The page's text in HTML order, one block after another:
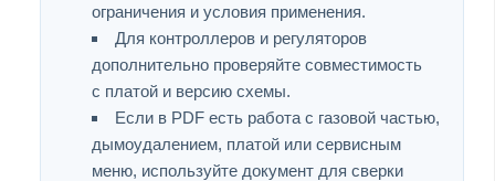
ограничения и условия применения.
Для контроллеров и регуляторов
дополнительно проверяйте совместимость
с платой и версию схемы.
Если в PDF есть работа с газовой частью,
дымоудалением, платой или сервисным
меню, используйте документ для сверки